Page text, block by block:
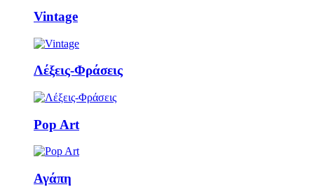
Vintage
Λέξεις-Φράσεις
Pop Art
Αγάπη